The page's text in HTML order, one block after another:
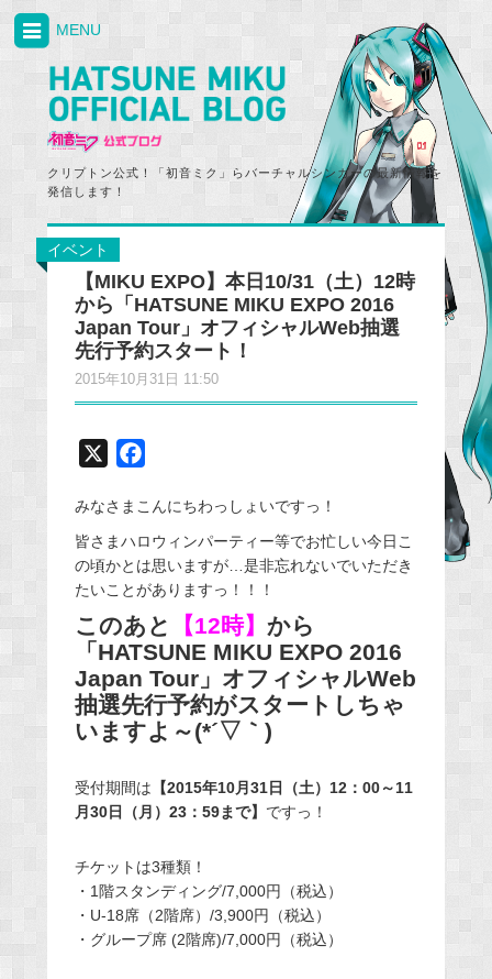
クリプトン公式！「初音ミク」らバーチャルシンガーの最新情報を
発信します！
MENU
イベント
【MIKU EXPO】本日10/31（土）12時
から「HATSUNE MIKU EXPO 2016
Japan Tour」オフィシャルWeb抽選
先行予約スタート！
2015年10月31日 11:50
c
e
b
o
o
k
みなさまこんにちわっしょいですっ！
皆さまハロウィンパーティー等でお忙しい今日こ
の頃かとは思いますが…是非忘れないでいただき
たいことがありますっ！！！
このあと 【12時】 から
「HATSUNE MIKU EXPO 2016
Japan Tour」オフィシャルWeb
抽選先行予約がスタートしちゃ
いますよ～(*´▽｀)
受付期間は 【2015年10月31日（土）12：00～11
月30日（月）23：59まで】 ですっ！
チケットは3種類！
・1階スタンディング/7,000円（税込）
・U-18席（2階席）/3,900円（税込）
・グループ席 (2階席)/7,000円（税込）